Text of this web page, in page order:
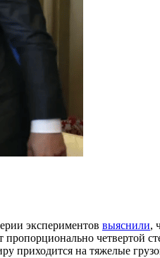
экспериментов выяснили,
четвертой
приходится на тяжелые